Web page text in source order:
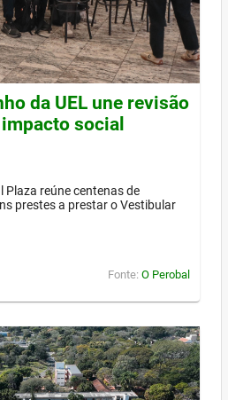
da UEL une revisão
social
Plaza reúne centenas de
prestes a prestar o Vestibular
Fonte: O Perobal